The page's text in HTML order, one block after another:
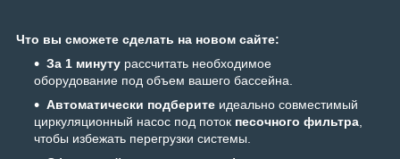
Что вы сможете сделать на новом сайте:
За 1 минуту рассчитать необходимое
оборудование под объем вашего бассейна.
Автоматически подберите идеально совместимый
циркуляционный насос под поток песочного фильтра,
чтобы избежать перегрузки системы.